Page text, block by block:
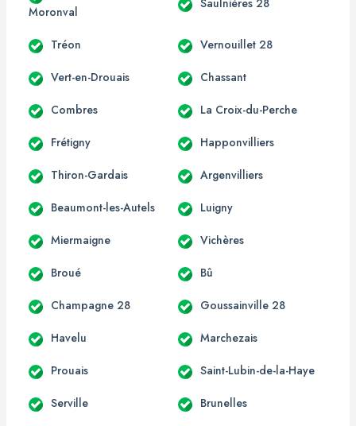
Moronval
Saulnières 28
Tréon Vernouillet 28
Vert-en-Drouais Chassant
Combres La Croix-du-Perche
Frétigny Happonvilliers
Thiron-Gardais Argenvilliers
Beaumont-les-Autels Luigny
Miermaigne Vichères
Broué Bû
Champagne 28 Goussainville 28
Havelu Marchezais
Prouais Saint-Lubin-de-la-Haye
Serville Brunelles